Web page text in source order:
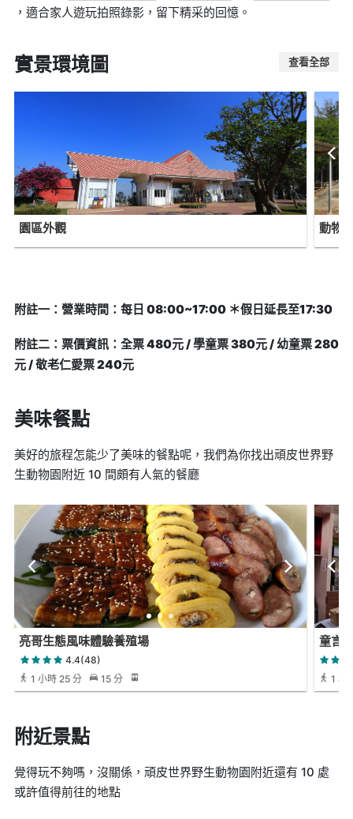
，適合家人遊玩拍照錄影，留下精采的回憶。
實景環境圖 查看全部
園區外觀 動物
附註一：營業時間：每日 08:00~17:00 ＊假日延長至17:30
附註二：票價資訊：全票 480元 / 學童票 380元 / 幼童票 280
元 / 敬老仁愛票 240元
美味餐點
美好的旅程怎能少了美味的餐點呢，我們為你找出頑皮世界野
生動物園附近 10 間頗有人氣的餐廳
亮哥生態風味體驗養殖場
4.4(48)
1 小時 25 分
15 分
童言
1 小
附近景點
覺得玩不夠嗎，沒關係，頑皮世界野生動物園附近還有 10 處
或許值得前往的地點